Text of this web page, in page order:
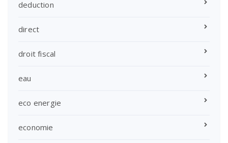
deduction
direct
droit fiscal
eau
eco energie
economie